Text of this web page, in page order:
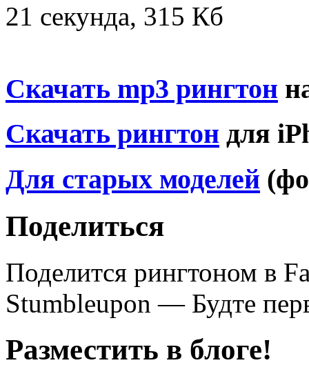
21 секунда, 315 Кб
Скачать mp3 рингтон
Скачать рингтон для
Для старых моделей
Поделиться
Поделится рингтоном в
Stumbleupon — Будте
Разместить в блоге!